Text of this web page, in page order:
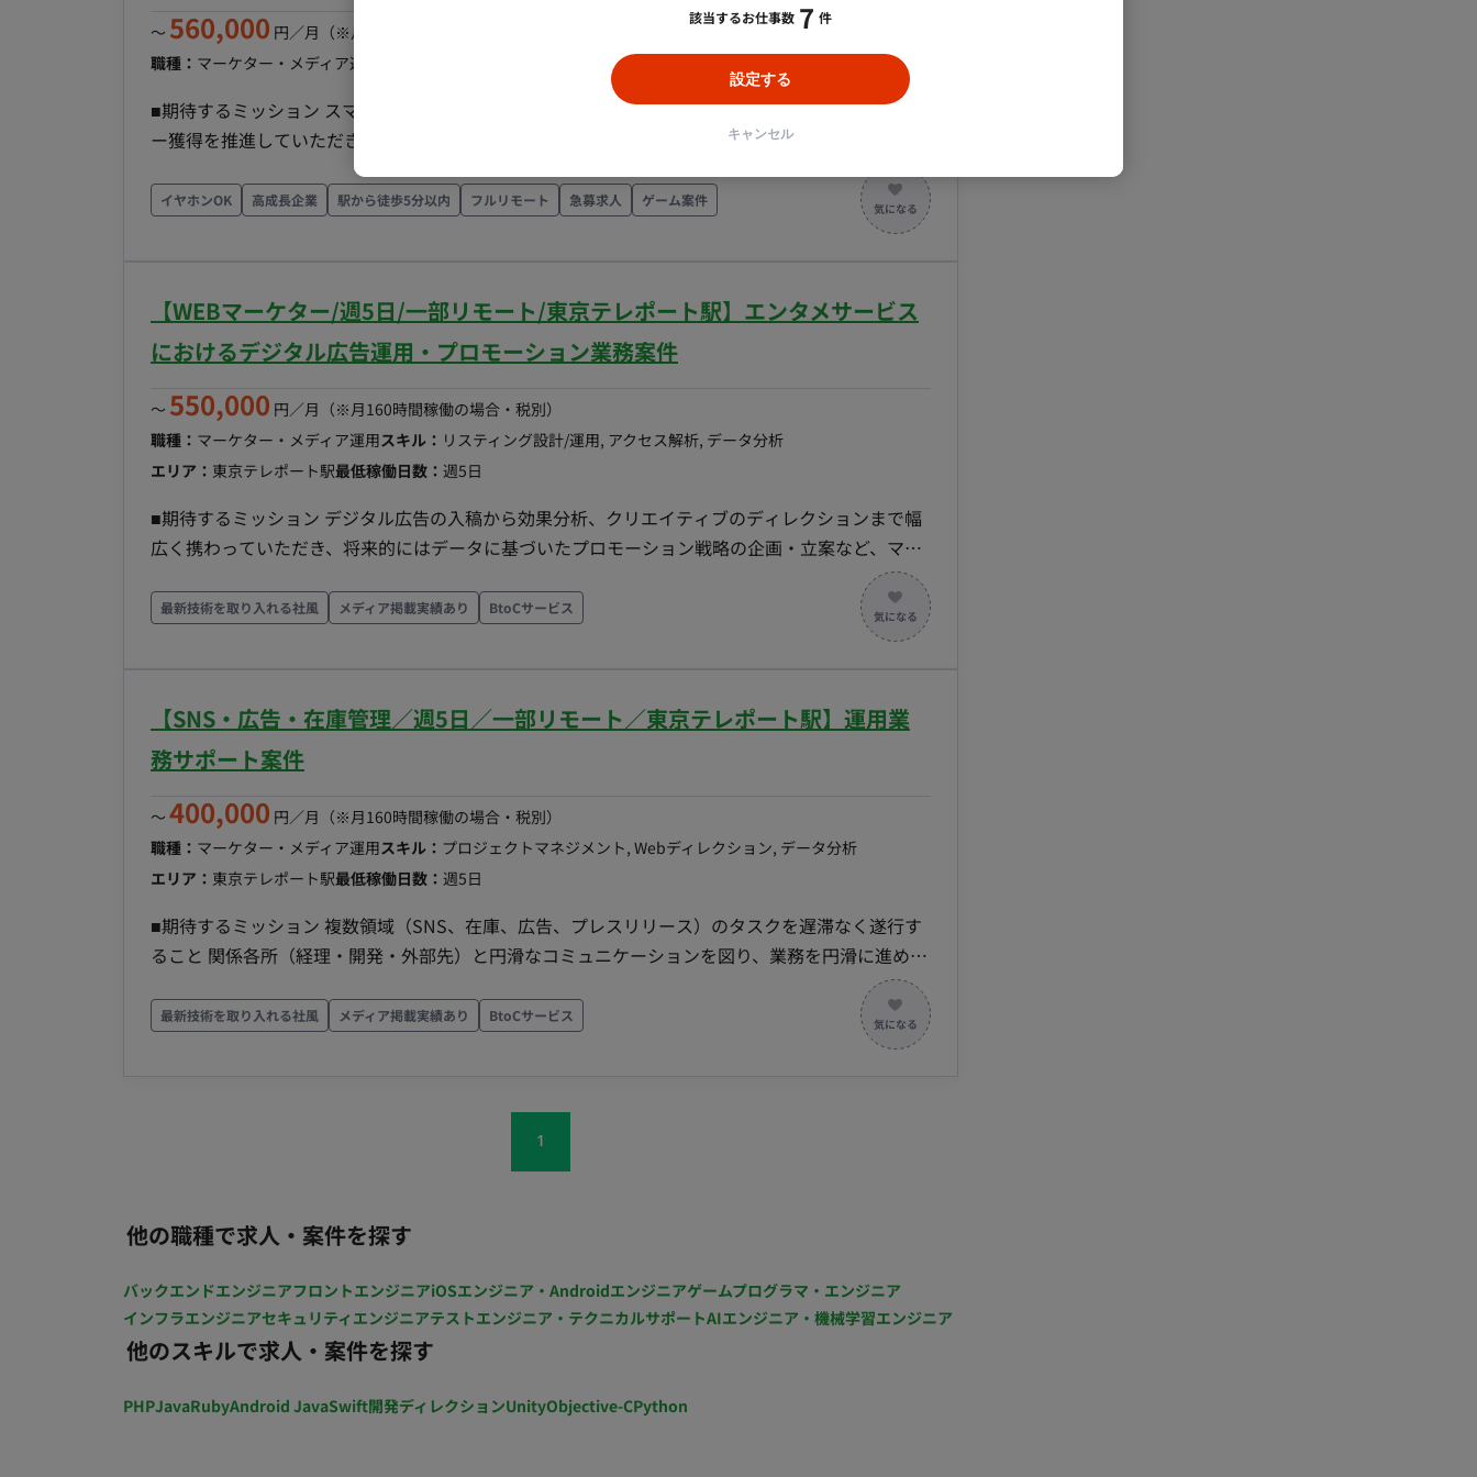
管理などの「コンソール運用作業」自体は、社内の専任コンサルタントが担当するため、プランナ
ー自身は「顧客折衝とクリエイティブ戦略」に特化します。 ■ チーム体制 フロント体制：本ポジシ
ョンの担当プランナー 1名（1社専任コミット） バックオフィス・サポート：社内のMeta広告専任
コンサルタント（運用担当）およびクリエイティブ制作チーム ■ 業務の流れ ・日次（デイリー）:
朝報告にて当日の運用方針（訴求別コスト報告・件数予測）をテキスト共有。日中の顧客からの質
リー打合せ。 ・週次（ウィークリー）: LPO定例（30分）、クリエイティブ（CR）定例（1時
間）、全体定例（1.5時間）の実施。週1回のシミュレーション（SIM）提出。 ・随時: 配信結果の
品使用
〜 560,000 円／月 （※月160時間稼働の場合・税別）
職種： マーケター・メディア運用 エリア：
■期待するミッション スマホゲームのローンチおよびグロースに向けて、広告運用を通じたユーザ
ー獲得を推進していただきます。 広告戦略の立案から配信後の改善提案まで一貫して担当いただ
き、事業成果の最大化に貢献いただくことを期待しています。 ■業務内容・担当工程 【広告戦略立
案】 ・ゲームアプリの集客戦略立案 ・広告予算配分の設計 ・媒体選定および配信方針策定 【広告
当者 ・外部パートナー企業 ■媒体 Google広告 Meta広告 TikTok広告 X広告 ■働き方 ・稼働量：応
相談 ・リモート稼働：フルリモート ・フレックス稼働：応相談
イヤホンOK 高成長企業 駅から徒歩5分以内 フルリモート 急募求人 ゲーム案件
【WEBマーケター/週5日/一部リモート/東京テレポート駅】エンタメサービス
におけるデジタル広告運用・プロモーション業務案件
〜 550,000 円／月 （※月160時間稼働の場合・税別）
職種： マーケター・メディア運用スキル： リスティング設計/運用, アクセス解析, データ分析
エリア： 東京テレポート駅最低稼働日数： 週5日
■期待するミッション デジタル広告の入稿から効果分析、クリエイティブのディレクションまで幅
広く携わっていただき、将来的にはデータに基づいたプロモーション戦略の企画・立案など、マー
ケティングのプロフェッショナルとしてサービスのグロースを牽引していただくことを期待してい
ます。 ■担当工程（業務範囲） まずはご経験に応じて、以下のサポート業務からお任せします。 ・
デジタル広告（SNS広告、SEM、アプリ広告等）の入稿、日々の進捗管理、レポーティング ・広告
たいこと） ・データ分析に基づく広告戦略の立案、予算策定 ・新規広告媒体の選定と導入 ・代理
店やメディアとの折衝 ・AIツールなどを活用した広告運用業務の効率化・高度化 ■チーム体制 マー
取りながら業務を進めています。 ■業務の流れ 日々の数値管理やレポート作成、クリエイティブデ
ィレクションを行いながら、週1～2日の出社日に合わせて対面での意思疎通や戦略のすり合わせを
行います。 ■開発フェーズと予定 既存サービスのさらなるグロースフェーズにおけるプロモーショ
せる手応えを感じられます。 ・単なる運用サポートに留まらず、将来的には戦略立案や予算策定な
ど、マーケターとして一段上のキャリアアップを目指せる環境です。 ■リモート稼働について ・稼
働スタイル：一部リモート（週1～2日の出社日以外はリモートワーク可 ※応相談）
最新技術を取り入れる社風 メディア掲載実績あり BtoCサービス
【SNS・広告・在庫管理／週5日／一部リモート／東京テレポート駅】運用業
務サポート案件
〜 400,000 円／月 （※月160時間稼働の場合・税別）
職種： マーケター・メディア運用スキル： プロジェクトマネジメント, Webディレクション, データ分析
エリア： 東京テレポート駅最低稼働日数： 週5日
■期待するミッション 複数領域（SNS、在庫、広告、プレスリリース）のタスクを遅滞なく遂行す
ること 関係各所（経理・開発・外部先）と円滑なコミュニケーションを図り、業務を円滑に進める
領域を幅広く担当いただきます。 SNS運用サポート：投稿文作成（簡易なもの）、素材整理、外部
SNS投稿管理、週次の広告入稿など、各業務のスケジュールに沿って自走していただきます。基本
的にはチャットツール等での進捗報告を行いながら進めます。 ■開発環境（言語、FW、DB、イン
フラ、ツール） OS：Windows／Mac ツール：Backlog、Excel（管理表更新）、各種SNS管理画
面、広告管理画面、チャットツール ■開発フェーズと予定 運用フェーズ（継続的な運用・保守およ
び改善） ■案件の魅力 SNS、広告、事務、ディレクションと幅広いスキルを実務で磨くことができ
リッドスタイルで、柔軟な働き方が可能です。 ■リモート稼働について 稼働スタイル：一部リモー
最新技術を取り入れる社風 メディア掲載実績あり BtoCサービス
1
他の職種で求人・案件を探す
バックエンドエンジニアフロントエンジニアiOSエンジニア・Androidエンジニアゲームプログラマ・エンジニア
インフラエンジニアセキュリティエンジニアテストエンジニア・テクニカルサポートAIエンジニア・機械学習エンジニア
他のスキルで求人・案件を探す
PHPJavaRubyAndroid JavaSwift開発ディレクションUnityObjective-CPython
該当するお仕事数 7 件
設定する
キャンセル